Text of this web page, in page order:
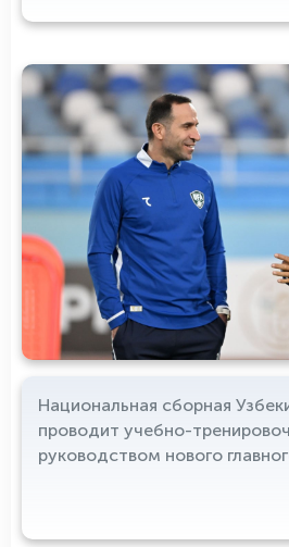
Национальная сборная
проводит учебно-
руководством нового